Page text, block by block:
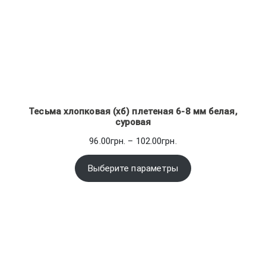
Тесьма хлопковая (хб) плетеная 6-8 мм белая,
суровая
96.00грн. – 102.00грн.
цен:
96.00грн.
–
Выберите параметры